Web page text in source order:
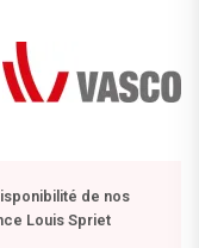
de nos
Louis Spriet